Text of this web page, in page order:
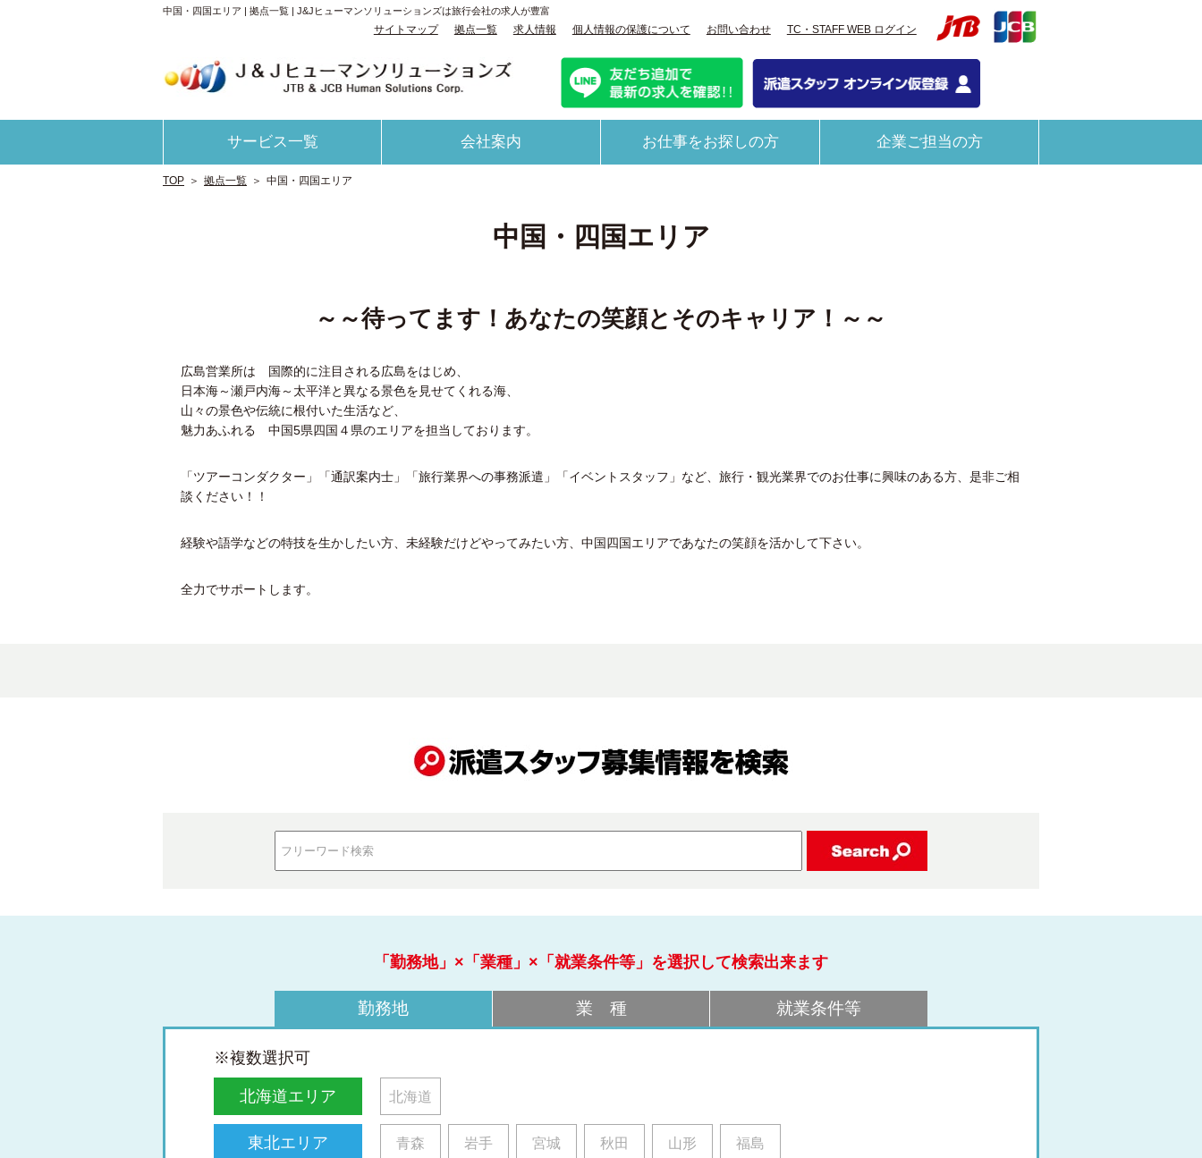
中国・四国エリア | 拠点一覧 | J&Jヒューマンソリューションズは旅行会社の求人が豊富
サイトマップ 拠点一覧 求人情報 個人情報の保護について お問い合わせ TC・STAFF WEB ログイン
サービス一覧 会社案内 お仕事をお探しの方 企業ご担当の方
TOP ＞ 拠点一覧 ＞ 中国・四国エリア
中国・四国エリア
～～待ってます！あなたの笑顔とそのキャリア！～～
広島営業所は 国際的に注目される広島をはじめ、
日本海～瀬戸内海～太平洋と異なる景色を見せてくれる海、
山々の景色や伝統に根付いた生活など、
魅力あふれる 中国5県四国４県のエリアを担当しております。
「ツアーコンダクター」「通訳案内士」「旅行業界への事務派遣」「イベントスタッフ」など、旅行・観光業界でのお仕事に興味のある方、是非ご相
談ください！！
経験や語学などの特技を生かしたい方、未経験だけどやってみたい方、中国四国エリアであなたの笑顔を活かして下さい。
全力でサポートします。
「勤務地」×「業種」×「就業条件等」を選択して検索出来ます
勤務地 業 種 就業条件等
※複数選択可
北海道エリア 北海道
東北エリア 青森 岩手 宮城 秋田 山形 福島